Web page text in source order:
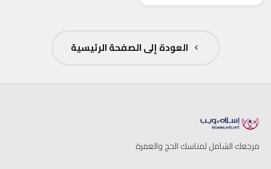
العودة إلى الصفحة الرئيسية
مرجعك الشامل لمناسك الحج والعمرة